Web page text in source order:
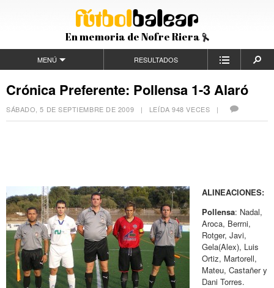
En memoria de Nofre Riera
MENÚ RESULTADOS
Crónica Preferente: Pollensa 1-3 Alaró
SÁBADO, 5 DE SEPTIEMBRE DE 2009 | LEÍDA 948 VECES |
ALINEACIONES:
Pollensa: Nadal,
Aroca, Berrni,
Rotger, Javi,
Gela(Alex), Luis
Ortiz, Martorell,
Mateu, Castañer y
Dani Torres.